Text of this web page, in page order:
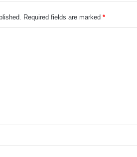
Required fields are marked *